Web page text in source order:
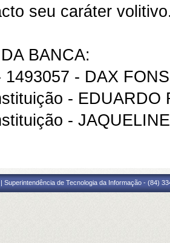
seu caráter
BANCA:
1493057 - DAX
-
-
| Superintendência de Tecnologia da Informação - (84)